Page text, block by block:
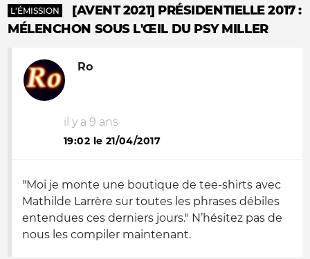
L'ÉMISSION
[AVENT 2021] PRÉSIDENTIELLE 2017 :
MÉLENCHON SOUS L'ŒIL DU PSY MILLER
Ro
il y a 9 ans
19:02 le 21/04/2017
"Moi je monte une boutique de tee-shirts avec
Mathilde Larrère sur toutes les phrases débiles
entendues ces derniers jours." N’hésitez pas de
nous les compiler maintenant.